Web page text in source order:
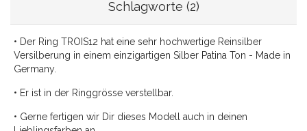
Schlagworte (2)
• Der Ring TROIS12 hat eine sehr hochwertige Reinsilber
Versilberung in einem einzigartigen Silber Patina Ton - Made in
Germany.
• Er ist in der Ringgrösse verstellbar.
• Gerne fertigen wir Dir dieses Modell auch in deinen